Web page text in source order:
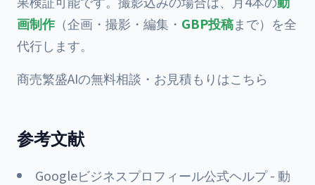
画制作（企画・撮影・編集・ GBP投稿まで）を全
代行します。
商売繁盛AIの無料相談・お見積もりはこちら
参考文献
Googleビジネスプロフィール公式ヘルプ - 動